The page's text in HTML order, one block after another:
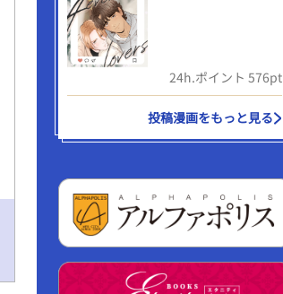
24h.ポイント 576pt
投稿漫画をもっと見る